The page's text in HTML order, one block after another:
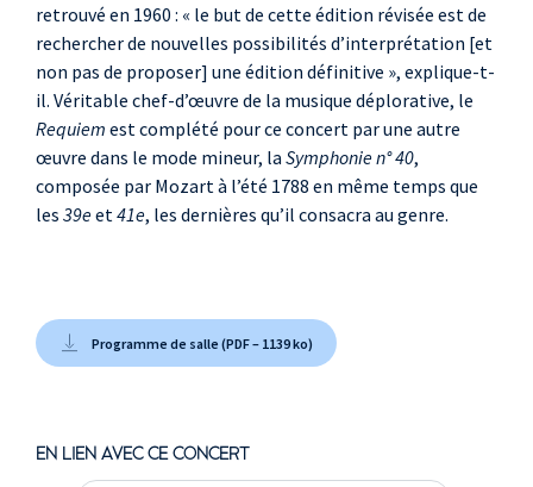
retrouvé en 1960 : « le but de cette édition révisée est de
rechercher de nouvelles possibilités d’interprétation [et
non pas de proposer] une édition définitive », explique-t-
il. Véritable chef-d’œuvre de la musique déplorative, le
Requiem est complété pour ce concert par une autre
œuvre dans le mode mineur, la Symphonie n° 40,
composée par Mozart à l’été 1788 en même temps que
les 39eet41e, les dernières qu’il consacra au genre.
Programme de salle (PDF – 1139 ko)
EN LIEN AVEC CE CONCERT